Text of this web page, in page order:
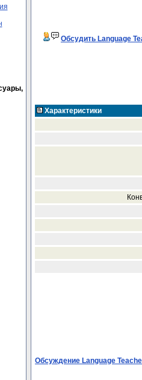
Обсудить Language
Характеристики
Обсуждение Language